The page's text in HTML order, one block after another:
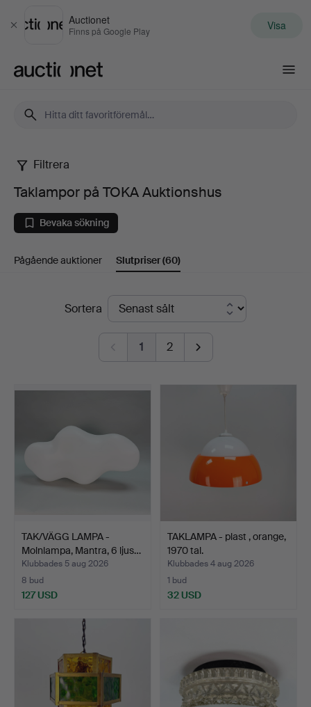
Stäng
Auctionet
Finns på Google Play Visa
Taklampor
på
TOKA
Auktionshus
Filtrera
Taklampor på TOKA Auktionshus
Bevaka sökning
Pågående auktioner Slutpriser(60)
SlutpriserSortera
1 2
TAK/VÄGG LAMPA -
Molnlampa, Mantra, 6 ljus…
Klubbades 5 aug 2026
8 bud
127 USD
TAKLAMPA - plast , orange,
1970 tal.
Klubbades 4 aug 2026
1 bud
32 USD